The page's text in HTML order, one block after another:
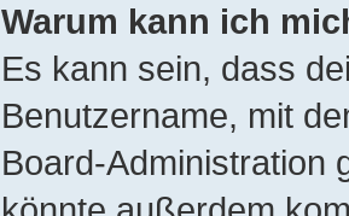
Warum kann ich
Es kann sein, dass
Benutzername, mit
Board-Administration